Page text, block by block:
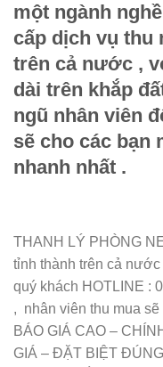
một ngành
cấp dịch vụ thu
trên cả nước ,
dài trên khắp
ngũ nhân viên
sẽ cho các bạn
nhanh nhất .
THANH LÝ PHÒNG
tỉnh thành trên cả
quý khách HOTLINE :
, nhân viên thu mua
BÁO GIÁ CAO –
GIÁ – ĐẶT BIỆT